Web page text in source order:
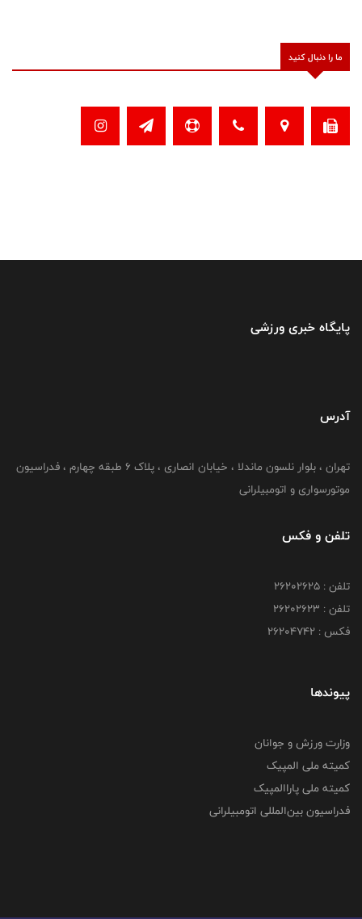
ما را دنبال کنید
پایگاه خبری ورزشی
آدرس
تهران ، بلوار نلسون ماندلا ، خیابان انصاری ، پلاک ۶ طبقه چهارم ، فدراسیون
موتورسواری و اتومبیلرانی
تلفن و فکس
تلفن : ۲۶۲۰۲۶۲۵
تلفن : ۲۶۲۰۲۶۲۳
فکس : ۲۶۲۰۴۷۴۲
پیوندها
وزارت ورزش و جوانان
کمیته ملی المپیک
کمیته ملی پاراالمپیک
فدراسیون بین‌المللی اتومبیلرانی